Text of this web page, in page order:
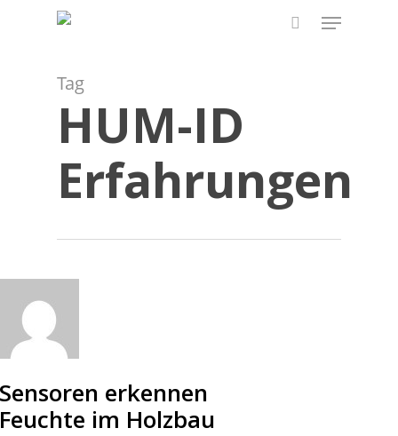
Menu
Tag
HUM-ID
Erfahrungen
Sensoren erkennen
Feuchte im Holzbau